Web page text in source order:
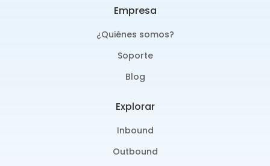
Empresa
¿Quiénes somos?
Soporte
Blog
Explorar
Inbound
Outbound